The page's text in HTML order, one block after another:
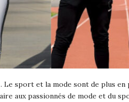
sport et la mode sont de plus en
aux passionnés de mode et du